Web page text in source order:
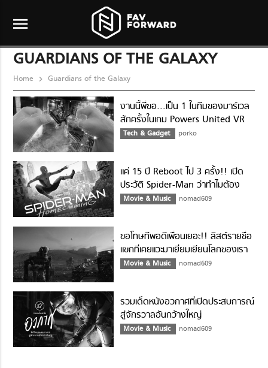
menu
GUARDIANS OF THE GALAXY
Home Guardians of the Galaxy
งานนี้พี่ขอ…เป็น 1 ในทีมของมาร์เวล
สักครั้งในเกม Powers United VR
Tech & Gadget porko
แค่ 15 ปี Reboot ไป 3 ครั้ง!! เปิด
ประวัติ Spider-Man ว่าทำไมต้อง
สร้างบ่อย?
Movie & Music nomad609
ขอโทษทีพอดีเพื่อนเยอะ!! ลิสต์รายชื่อ
แขกที่เคยแวะมาเยี่ยมเยียนโลกของเรา
จากหนังเรื่องต่างๆ
Movie & Music nomad609
รวมเด็ดหนังอวกาศที่เปิดประสบการณ์
สู่จักรวาลอันกว้างใหญ่
Movie & Music nomad609